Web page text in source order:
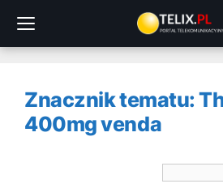
treści
Znacznik tematu:
400mg venda